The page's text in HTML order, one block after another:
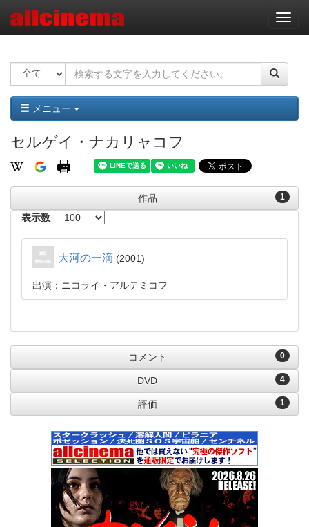
ナ
ビ
ー
ョ
ン
メニュー
セルゲイ・ナカリャコフ
1
作品
表示数
大河の一滴 2001
出演：ニコライ・アルテミコフ
0
コメント
4
DVD
1
評価